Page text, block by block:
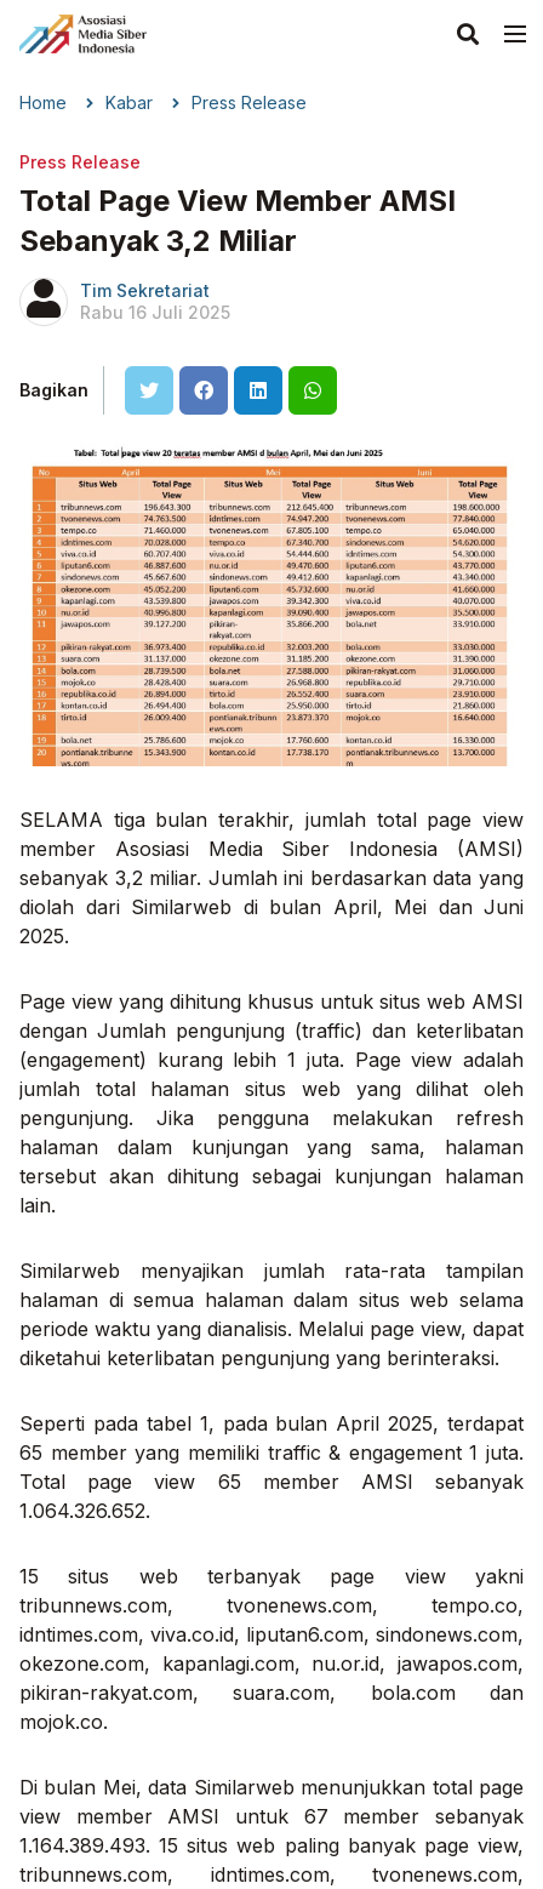
Home Kabar Press Release
Press Release
Total Page View Member AMSI
Sebanyak 3,2 Miliar
Tim Sekretariat
Rabu 16 Juli 2025
Bagikan
SELAMA tiga bulan terakhir, jumlah total page view
member Asosiasi Media Siber Indonesia (AMSI)
sebanyak 3,2 miliar. Jumlah ini berdasarkan data yang
diolah dari Similarweb di bulan April, Mei dan Juni
2025.
Page view yang dihitung khusus untuk situs web AMSI
dengan Jumlah pengunjung (traffic) dan keterlibatan
(engagement) kurang lebih 1 juta. Page view adalah
jumlah total halaman situs web yang dilihat oleh
pengunjung. Jika pengguna melakukan refresh
halaman dalam kunjungan yang sama, halaman
tersebut akan dihitung sebagai kunjungan halaman
lain.
Similarweb menyajikan jumlah rata-rata tampilan
halaman di semua halaman dalam situs web selama
periode waktu yang dianalisis. Melalui page view, dapat
diketahui keterlibatan pengunjung yang berinteraksi.
Seperti pada tabel 1, pada bulan April 2025, terdapat
65 member yang memiliki traffic & engagement1 juta.
Total page view 65 member AMSI sebanyak
1.064.326.652.
15 situs web terbanyak page view yakni
tribunnews.com, tvonenews.com, tempo.co,
idntimes.com, viva.co.id, liputan6.com, sindonews.com,
okezone.com, kapanlagi.com, nu.or.id, jawapos.com,
pikiran-rakyat.com, suara.com, bola.com dan
mojok.co.
Di bulan Mei, data Similarweb menunjukkan total page
view member AMSI untuk 67 member sebanyak
1.164.389.493. 15 situs web paling banyak page view,
tribunnews.com, idntimes.com, tvonenews.com,